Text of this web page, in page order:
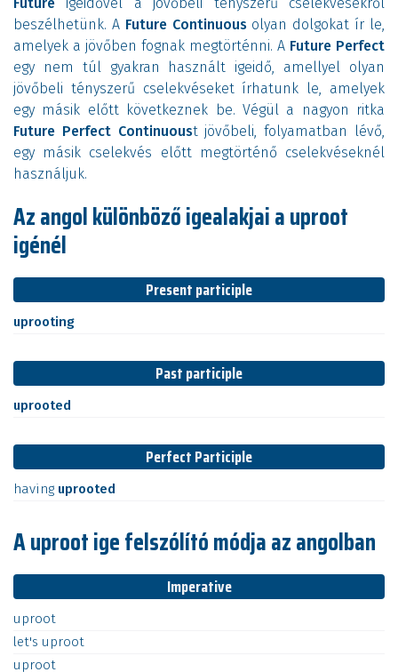
beszélhetünk. A Future Continuousolyan dolgokat ír le,
amelyek a jövőben fognak megtörténni. A Future Perfect
egy nem túl gyakran használt igeidő, amellyel olyan
jövőbeli tényszerű cselekvéseket írhatunk le, amelyek
egy másik előtt következnek be. Végül a nagyon ritka
Future Perfect Continuoust jövőbeli, folyamatban lévő,
egy másik cselekvés előtt megtörténő cselekvéseknél
használjuk.
Az angol különböző igealakjai a uproot
igénél
Present participle
uprooting
Past participle
uprooted
Perfect Participle
having uprooted
A uproot ige felszólító módja az angolban
Imperative
uproot
let's uproot
uproot